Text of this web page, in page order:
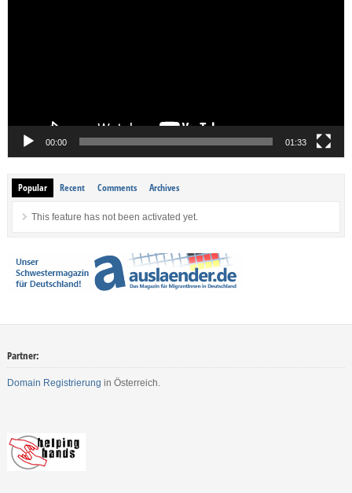
00:00 01:33
Popular Recent Comments Archives
This feature has not been activated yet.
Partner:
Domain Registrierung in Österreich.